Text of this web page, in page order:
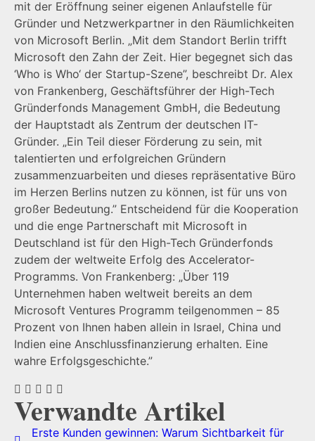
mit der Eröffnung seiner eigenen Anlaufstelle für
Gründer und Netzwerkpartner in den Räumlichkeiten
von Microsoft Berlin. „Mit dem Standort Berlin trifft
Microsoft den Zahn der Zeit. Hier begegnet sich das
‘Who is Who‘ der Startup-Szene”, beschreibt Dr. Alex
von Frankenberg, Geschäftsführer der High-Tech
Gründerfonds Management GmbH, die Bedeutung
der Hauptstadt als Zentrum der deutschen IT-
Gründer. „Ein Teil dieser Förderung zu sein, mit
talentierten und erfolgreichen Gründern
zusammenzuarbeiten und dieses repräsentative Büro
im Herzen Berlins nutzen zu können, ist für uns von
großer Bedeutung.” Entscheidend für die Kooperation
und die enge Partnerschaft mit Microsoft in
Deutschland ist für den High-Tech Gründerfonds
zudem der weltweite Erfolg des Accelerator-
Programms. Von Frankenberg: „Über 119
Unternehmen haben weltweit bereits an dem
Microsoft Ventures Programm teilgenommen – 85
Prozent von Ihnen haben allein in Israel, China und
Indien eine Anschlussfinanzierung erhalten. Eine
wahre Erfolgsgeschichte.”
Verwandte Artikel
Erste Kunden gewinnen: Warum Sichtbarkeit für